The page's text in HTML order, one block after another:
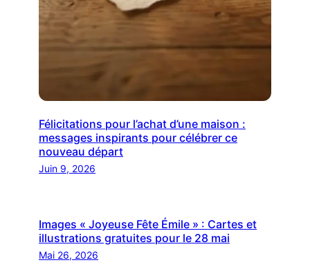
Félicitations pour l’achat d’une maison :
messages inspirants pour célébrer ce
nouveau départ
Juin 9, 2026
Images « Joyeuse Fête Émile » : Cartes et
illustrations gratuites pour le 28 mai
Mai 26, 2026